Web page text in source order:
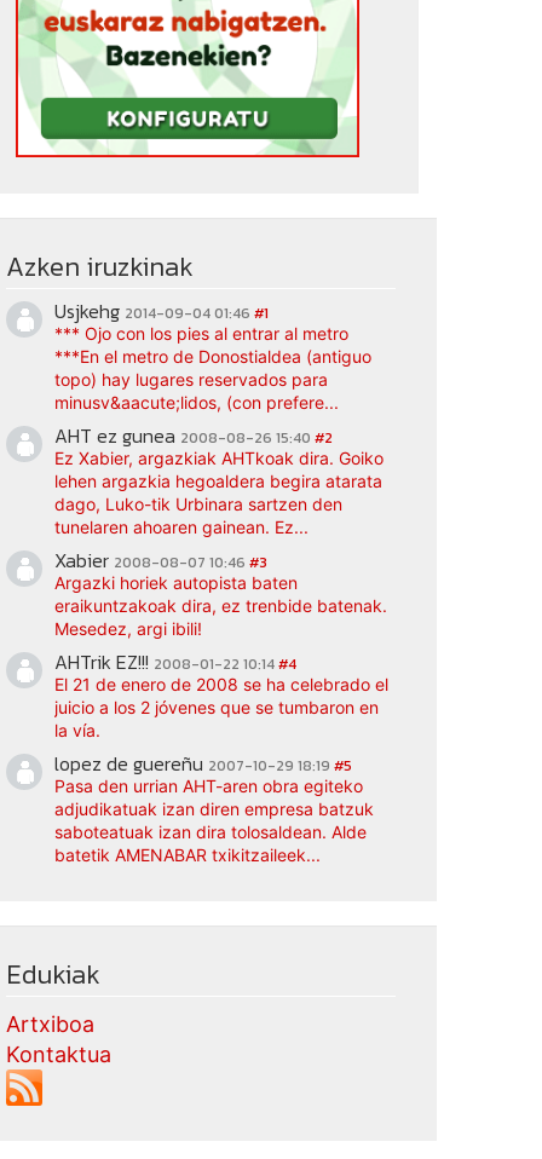
Azken iruzkinak
Usjkehg 2014-09-04 01:46 #1
*** Ojo con los pies al entrar al metro
***En el metro de Donostialdea (antiguo
topo) hay lugares reservados para
minusv&aacute;lidos, (con prefere...
AHT ez gunea 2008-08-26 15:40 #2
Ez Xabier, argazkiak AHTkoak dira. Goiko
lehen argazkia hegoaldera begira atarata
dago, Luko-tik Urbinara sartzen den
tunelaren ahoaren gainean. Ez...
Xabier 2008-08-07 10:46 #3
Argazki horiek autopista baten
eraikuntzakoak dira, ez trenbide batenak.
Mesedez, argi ibili!
AHTrik EZ!!! 2008-01-22 10:14#4
El 21 de enero de 2008 se ha celebrado el
juicio a los 2 jóvenes que se tumbaron en
la vía.
lopez de guereñu 2007-10-29 18:19 #5
Pasa den urrian AHT-aren obra egiteko
adjudikatuak izan diren empresa batzuk
saboteatuak izan dira tolosaldean. Alde
batetik AMENABAR txikitzaileek...
Edukiak
Artxiboa
Kontaktua